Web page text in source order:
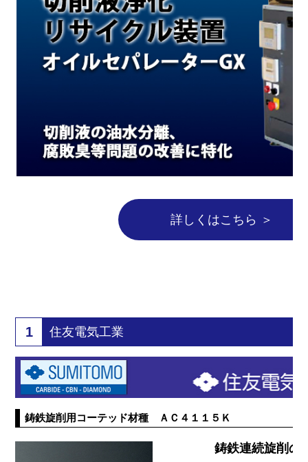
詳しくはこちら ＞
1 住友電気工業
鋳鉄旋削用コーテッド材種 ＡＣ４１１５Ｋ
鋳鉄連続旋削の